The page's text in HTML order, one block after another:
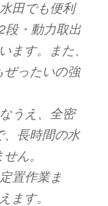
田でも便利
段・動力取出
ます。また、
ぜったいの強
うえ、全密
、長時間の水
ん。
置作業ま
ます。